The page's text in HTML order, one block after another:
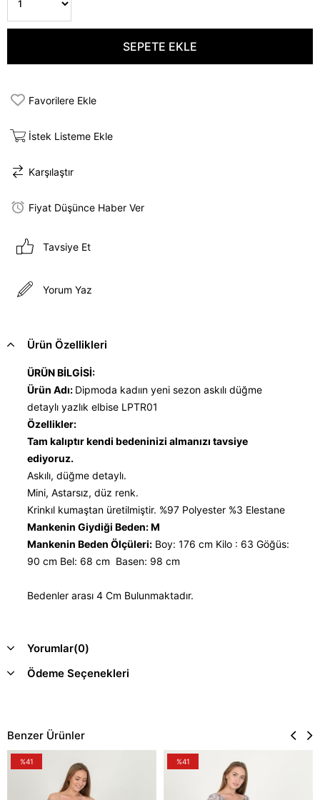
Favorilere Ekle
İstek Listeme Ekle
Karşılaştır
Fiyat Düşünce Haber Ver
Tavsiye Et
Yorum Yaz
Ürün Özellikleri
ÜRÜN BİLGİSİ:
Ürün Adı: Dipmoda kadıın yeni sezon askılı düğme
detaylı yazlık elbise LPTR01
Özellikler:
Tam kalıptır kendi bedeninizi almanızı tavsiye
ediyoruz.
Askılı, düğme detaylı.
Mini, Astarsız, düz renk.
Krinkıl kumaştan üretilmiştir. %97 Polyester %3 Elestane
Mankenin Giydiği Beden: M
Mankenin Beden Ölçüleri: Boy: 176 cm Kilo : 63 Göğüs:
90 cm Bel: 68 cm Basen: 98 cm
Bedenler arası 4 Cm Bulunmaktadır.
Yorumlar(0)
Ödeme Seçenekleri
Benzer Ürünler
%41 %41